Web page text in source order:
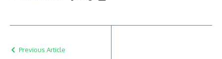
Previous Article